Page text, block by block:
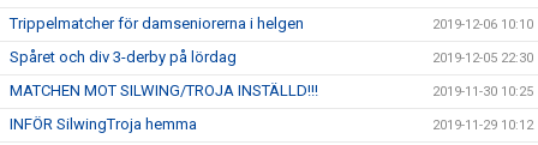
Trippelmatcher för damseniorerna i helgen 2019-12-06 10:10
Spåret och div 3-derby på lördag 2019-12-05 22:30
MATCHEN MOT SILWING/TROJA INSTÄLLD!!! 2019-11-30 10:25
INFÖR SilwingTroja hemma 2019-11-29 10:12